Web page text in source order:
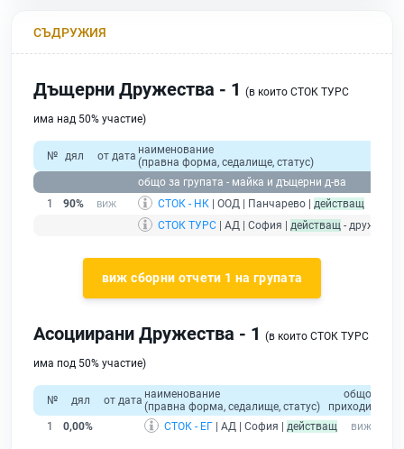
СЪДРУЖИЯ
Дъщерни Дружества - 1 (в които СТОК ТУРС
има над 50% участие)
№ дял от дата наименование
(правна форма, седалище, статус)
общо за групата - майка и дъщерни д-ва
1
90% СТОК - НК | ООД | Панчарево | действащ
СТОК ТУРС | АД | София | действащ -
виж сборни отчети 1 на групата
Асоциирани Дружества - 1 (в които СТОК ТУРС
има под 50% участие)
№ дял от дата наименование
(правна форма, седалище, статус)
общо
приходи
1
0,00% СТОК - ЕГ | АД | София | действащ